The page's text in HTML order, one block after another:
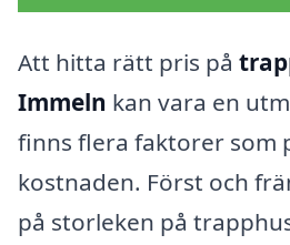
Att hitta rätt pris på
Immeln kan vara en
finns flera faktorer som
kostnaden. Först och
på storleken på